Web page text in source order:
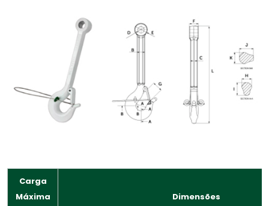
Carga
Máxima
Dimensões